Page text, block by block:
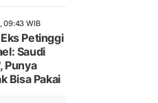
09:43 WIB
Petinggi
Saudi
Punya
Bisa Pakai